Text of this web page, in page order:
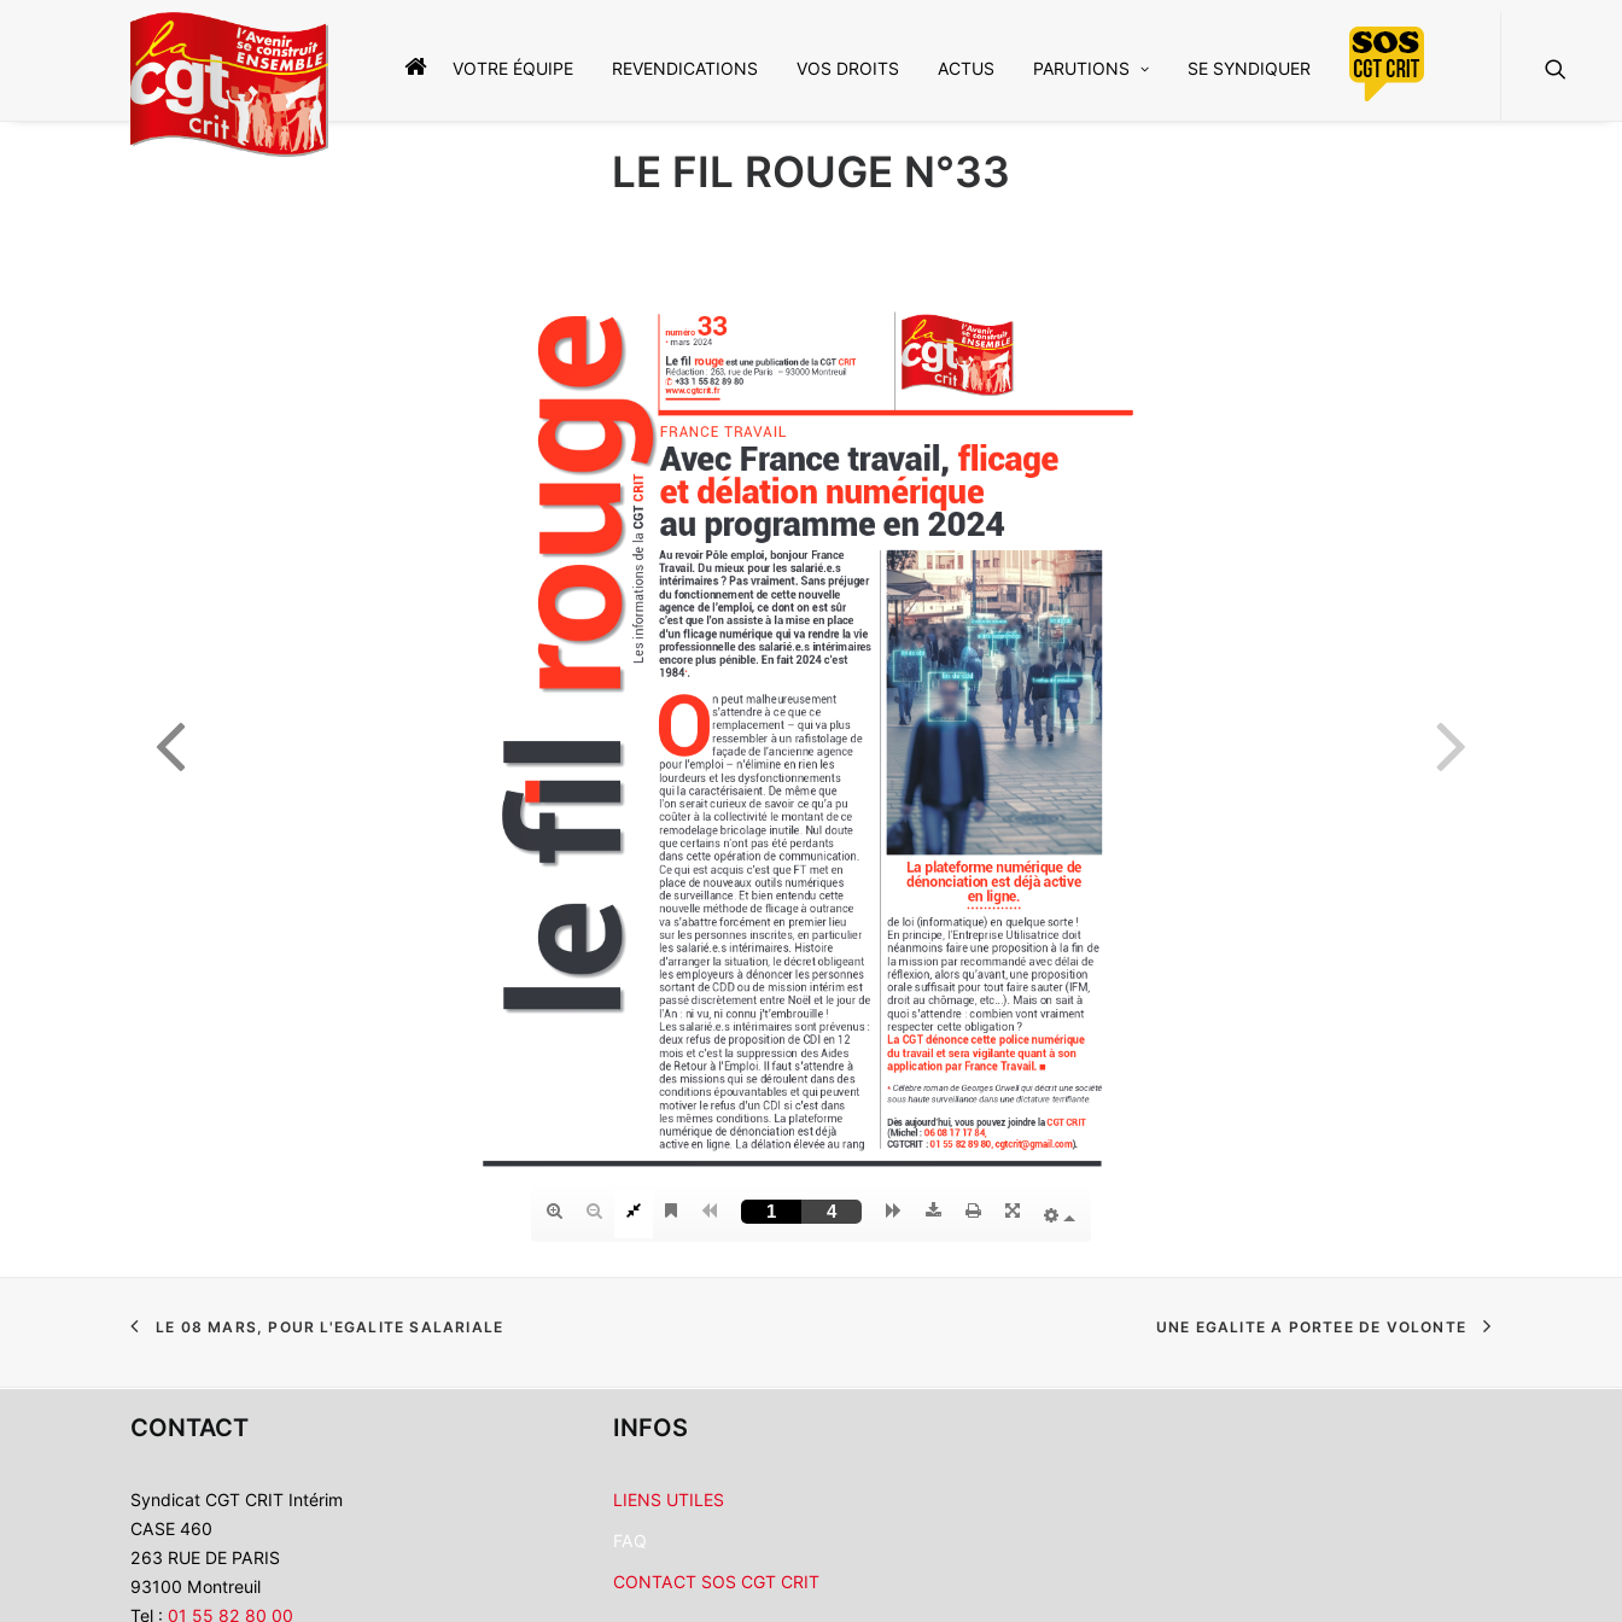
ACCUEIL – NE PAS MODIFIER
VOTRE ÉQUIPE REVENDICATIONS VOS DROITS ACTUS PARUTIONS SE SYNDIQUER
LE FIL ROUGE N°33
LE 08 MARS, POUR L'EGALITE SALARIALE UNE EGALITE A PORTEE DE VOLONTE
CONTACT
Syndicat CGT CRIT Intérim
CASE 460
263 RUE DE PARIS
93100 Montreuil
Tel : 01 55 82 80 00
INFOS
LIENS UTILES
FAQ
CONTACT SOS CGT CRIT